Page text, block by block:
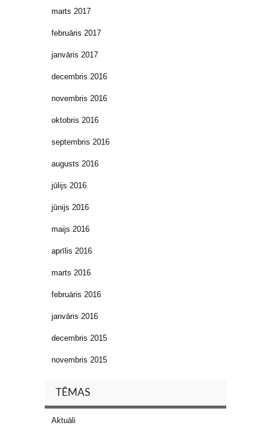
marts 2017
februāris 2017
janvāris 2017
decembris 2016
novembris 2016
oktobris 2016
septembris 2016
augusts 2016
jūlijs 2016
jūnijs 2016
maijs 2016
aprīlis 2016
marts 2016
februāris 2016
janvāris 2016
decembris 2015
novembris 2015
TĒMAS
Aktuāli